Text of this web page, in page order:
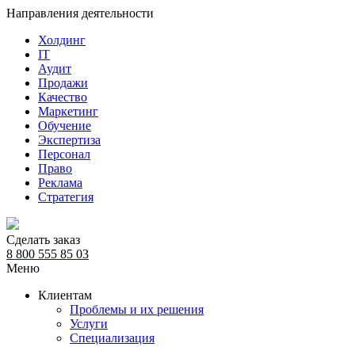
Направления деятельности
Холдинг
IT
Аудит
Продажи
Качество
Маркетинг
Обучение
Экспертиза
Персонал
Право
Реклама
Стратегия
Сделать заказ
8 800 555 85 03
Меню
Клиентам
Проблемы и их решения
Услуги
Специализация